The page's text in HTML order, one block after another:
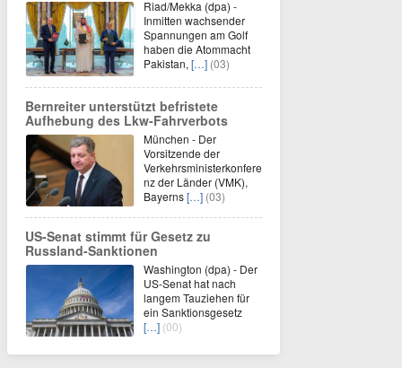
Riad/Mekka (dpa) -
Inmitten wachsender
Spannungen am Golf
haben die Atommacht
Pakistan, […] (03)
Bernreiter unterstützt befristete
Aufhebung des Lkw-Fahrverbots
München - Der
Vorsitzende der
Verkehrsministerkonfere
nz der Länder (VMK),
Bayerns[…] (03)
US-Senat stimmt für Gesetz zu
Russland-Sanktionen
Washington (dpa) - Der
US-Senat hat nach
langem Tauziehen für
ein Sanktionsgesetz
[…] (00)